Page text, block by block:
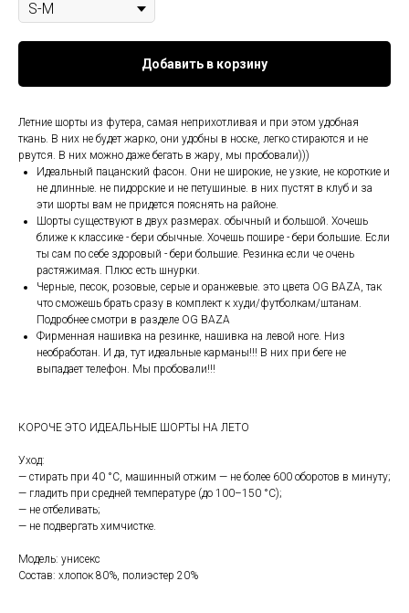
Добавить в корзину
Летние шорты из футера, самая неприхотливая и при этом удобная
ткань. В них не будет жарко, они удобны в носке, легко стираются и не
рвутся. В них можно даже бегать в жару, мы пробовали)))
Идеальный пацанский фасон. Они не широкие, не узкие, не короткие и
не длинные. не пидорские и не петушиные. в них пустят в клуб и за
эти шорты вам не придется пояснять на районе.
Шорты существуют в двух размерах. обычный и большой. Хочешь
ближе к классике - бери обычные. Хочешь пошире - бери большие. Если
ты сам по себе здоровый - бери большие. Резинка если че очень
растяжимая. Плюс есть шнурки.
Черные, песок, розовые, серые и оранжевые. это цвета OG BAZA, так
что сможешь брать сразу в комплект к худи/футболкам/штанам.
Подробнее смотри в разделе OG BAZA
Фирменная нашивка на резинке, нашивка на левой ноге. Низ
необработан. И да, тут идеальные карманы!!! В них при беге не
выпадает телефон. Мы пробовали!!!
КОРОЧЕ ЭТО ИДЕАЛЬНЫЕ ШОРТЫ НА ЛЕТО
Уход:
— стирать при 40 °С, машинный отжим — не более 600 оборотов в минуту;
— гладить при средней температуре (до 100–150 °С);
— не отбеливать;
— не подвергать химчистке.
Модель: унисекс
Состав: хлопок 80%, полиэстер 20%